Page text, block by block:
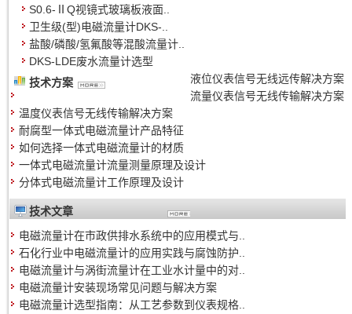
S0.6-ⅡQ视镜式玻璃板液面..
卫生级(型)电磁流量计DKS-..
盐酸/磷酸/氢氟酸等混酸流量计..
DKS-LDE废水流量计选型
技术方案
液位仪表信号无线远传解决方案
流量仪表信号无线传输解决方案
温度仪表信号无线传输解决方案
耐腐型一体式电磁流量计产品特征
如何选择一体式电磁流量计的材质
一体式电磁流量计流量测量原理及设计
分体式电磁流量计工作原理及设计
技术文章
电磁流量计在市政供排水系统中的应用模式与..
石化行业中电磁流量计的应用实践与腐蚀防护..
电磁流量计与涡街流量计在工业水计量中的对..
电磁流量计安装现场常见问题与解决方案
电磁流量计选型指南：从工艺参数到仪表规格..